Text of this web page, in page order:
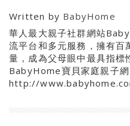
Written by BabyHome
華人最大親子社群網站
流平台和多元服務，擁有百
量，成為父母眼中最具指標
BabyHome寶貝家庭親子網
http://